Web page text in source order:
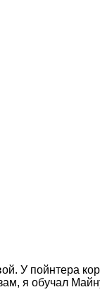
У пойнтера
я обучал